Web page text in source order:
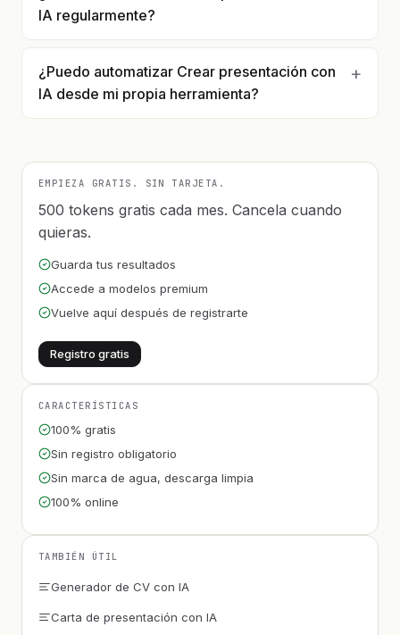
IA regularmente?
¿Puedo automatizar Crear presentación con
IA desde mi propia herramienta?
EMPIEZA GRATIS. SIN TARJETA.
500 tokens gratis cada mes. Cancela cuando
quieras.
Guarda tus resultados
Accede a modelos premium
Vuelve aquí después de registrarte
Registro gratis
CARACTERÍSTICAS
100% gratis
Sin registro obligatorio
Sin marca de agua, descarga limpia
100% online
TAMBIÉN ÚTIL
Generador de CV con IA
Carta de presentación con IA